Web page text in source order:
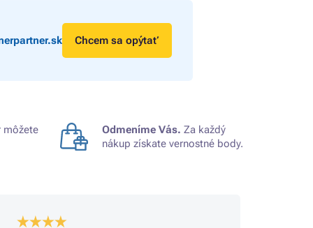
Chcem sa opýtať
môžete
Odmeníme Vás. Za každý
nákup získate vernostné body.